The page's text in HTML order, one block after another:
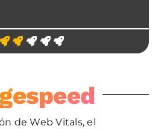
de Web Vitals, el